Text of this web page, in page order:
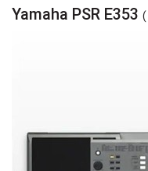
Yamaha PSR E353